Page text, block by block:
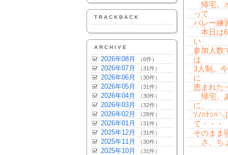
TRACKBACK
ARCHIVE
2026年08月 （6件）
2026年07月 （31件）
2026年06月 （30件）
2026年05月 （31件）
2026年04月 （30件）
2026年03月 （32件）
2026年02月 （28件）
2026年01月 （31件）
2025年12月 （31件）
2025年11月 （30件）
2025年10月 （31件）
帰宅。
って
バレー練
本日は6
い
参加人数
は
3人制。
に
恵まれた
帰宅。
に。
ｿﾉﾊﾅｼﾊ
て・・・
そのまま
さ、ち